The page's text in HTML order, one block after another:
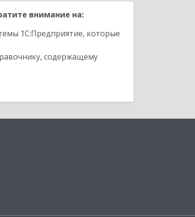
внимание на:
1С:Предприятие, которые
содержащему